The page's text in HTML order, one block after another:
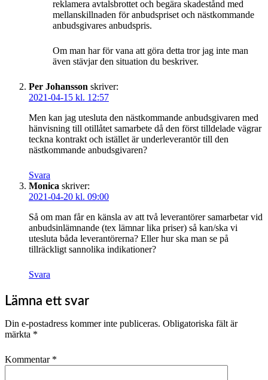
reklamera avtalsbrottet och begära skadestånd med
mellanskillnaden för anbudspriset och nästkommande
anbudsgivares anbudspris.
Om man har för vana att göra detta tror jag inte man
även stävjar den situation du beskriver.
Per Johansson skriver:
2021-04-15 kl. 12:57
Men kan jag utesluta den nästkommande anbudsgivaren med
hänvisning till otillåtet samarbete då den först tilldelade vägrar
teckna kontrakt och istället är underleverantör till den
nästkommande anbudsgivaren?
Svara
Monica skriver:
2021-04-20 kl. 09:00
Så om man får en känsla av att två leverantörer samarbetar vid
anbudsinlämnande (tex lämnar lika priser) så kan/ska vi
utesluta båda leverantörerna? Eller hur ska man se på
tillräckligt sannolika indikationer?
Svara
Lämna ett svar
Din e-postadress kommer inte publiceras. Obligatoriska fält är
märkta *
Kommentar *